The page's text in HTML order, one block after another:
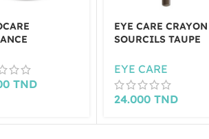
TND
EYE CARE CRAYON
SOURCILS TAUPE
EYE CARE
24.000 TND